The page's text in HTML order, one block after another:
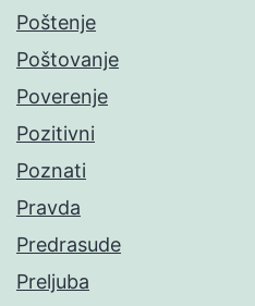
Poštenje
Poštovanje
Poverenje
Pozitivni
Poznati
Pravda
Predrasude
Preljuba